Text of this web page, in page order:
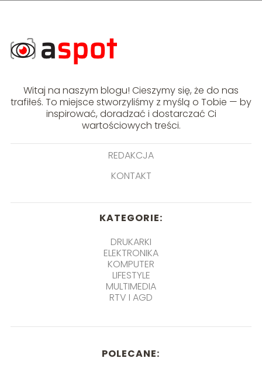
Witaj na naszym blogu! Cieszymy się, że do nas
trafiłeś. To miejsce stworzyliśmy z myślą o Tobie — by
inspirować, doradzać i dostarczać Ci
wartościowych treści.
REDAKCJA
KONTAKT
KATEGORIE:
DRUKARKI
ELEKTRONIKA
KOMPUTER
LIFESTYLE
MULTIMEDIA
RTV I AGD
POLECANE: